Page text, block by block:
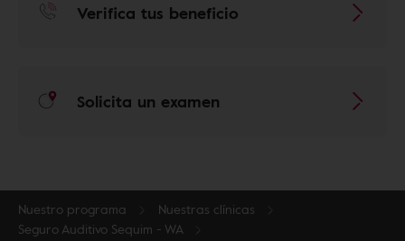
Verifica tus beneficio
Solicita un examen
Nuestro programa
Nuestras clínicas
Seguro Auditivo Sequim - WA